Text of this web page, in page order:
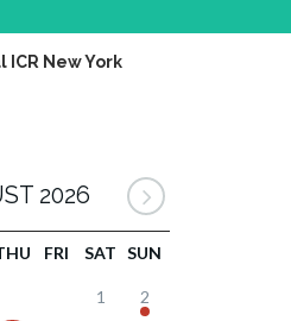
New York
2026
FRI SAT SUN
1 2